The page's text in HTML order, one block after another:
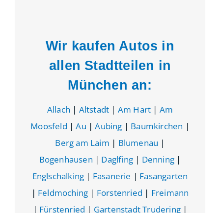
Wir kaufen Autos in
allen Stadtteilen in
München an:
Allach | Altstadt | Am Hart | Am
Moosfeld |Au |Aubing | Baumkirchen |
Berg am Laim | Blumenau |
Bogenhausen | Daglfing | Denning |
Englschalking | Fasanerie | Fasangarten
| Feldmoching | Forstenried | Freimann
| Fürstenried | Gartenstadt Trudering |